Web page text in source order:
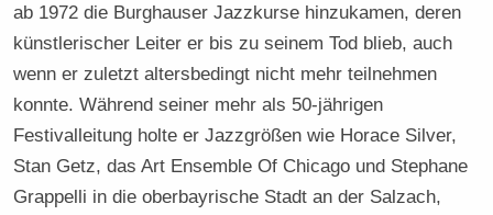
ab 1972 die Burghauser Jazzkurse hinzukamen, deren
künstlerischer Leiter er bis zu seinem Tod blieb, auch
wenn er zuletzt altersbedingt nicht mehr teilnehmen
konnte. Während seiner mehr als 50-jährigen
Festivalleitung holte er Jazzgrößen wie Horace Silver,
Stan Getz, das Art Ensemble Of Chicago und Stephane
Grappelli in die oberbayrische Stadt an der Salzach,